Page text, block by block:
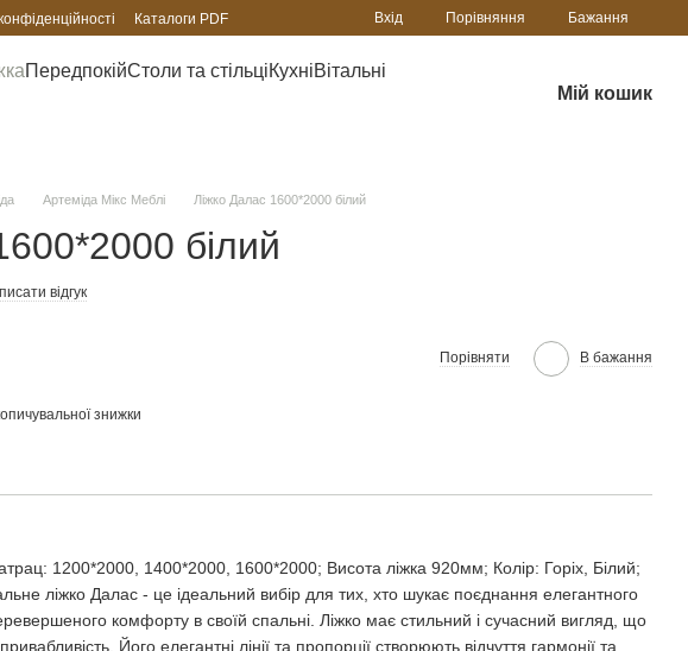
Каталоги PDF Вхід Порівняння Бажання
ПередпокійСтоли та стільціКухніВітальні
Мій кошик
Артеміда Мікс Меблі Ліжко Далас 1600*2000 білий
білий
відгук
Порівняти В бажання
знижки
1200*2000, 1400*2000, 1600*2000; Висота ліжка 920мм; Колір: Горіх, Білий;
ліжко Далас - це ідеальний вибір для тих, хто шукає поєднання елегантного
комфорту в своїй спальні. Ліжко має стильний і сучасний вигляд, що
Його елегантні лінії та пропорції створюють відчуття гармонії та